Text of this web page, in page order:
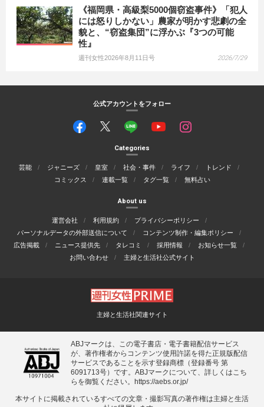
《福岡県・高級梨5000個窃盗事件》「犯人
には怒りしかない」農家が明かす悲劇の全
貌と、“窃盗集団”に浮かぶ『3つの可能
性』
週刊女性2026年8月11日号 2026/7/29
公式アカウントをフォロー
Categories
芸能 ジャニーズ 皇室 社会・事件 ライフ
トレンド
コミックス
連載一覧 タグ一覧 無料占い
About us
運営会社 利用規約
プライバシーポリシー
パーソナルデータの外部送信について
コンテンツ制作・編集ポリシー
広告掲載
ニュース提供先 タレコミ 採用情報
お知らせ一覧
お問い合わせ
主婦と生活社公式サイト
主婦と生活社関連サイト
ABJマークは、この電子書店・電子書籍配信サービス
が、著作権者からコンテンツ使用許諾を得た正規版配信
サービスであることを示す登録商標（登録番号 第
6091713号）です。ABJマークについて、詳しくはこち
らを御覧ください。
https://aebs.or.jp/
本サイトに掲載されているすべての⽂章・撮影写真の著作権は主婦と⽣活